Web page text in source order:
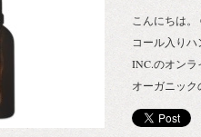
消毒用エタ
用いただけ
ております
ね！ ハイド
ル70%配合
ェル 500mlポ
こんにちは
コール入り
INC.のオンラ
オーガニッ
度（約70%
プのハンド